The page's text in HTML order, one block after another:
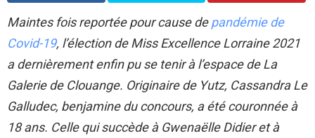
Maintes fois reportée pour cause depandémie de
Covid-19, l’élection de Miss Excellence Lorraine 2021
a dernièrement enfin pu se tenir à l’espace de La
Galerie de Clouange. Originaire de Yutz, Cassandra Le
Galludec, benjamine du concours, a été couronnée à
18 ans. Celle qui succède à Gwenaëlle Didier et à